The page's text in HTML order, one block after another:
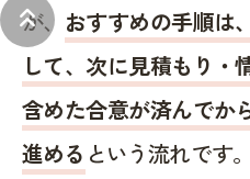
keyboard_double_arrow_up
が、 おすすめの手順は
して、次に見積もり・
含めた合意が済んでか
進める という流れです。